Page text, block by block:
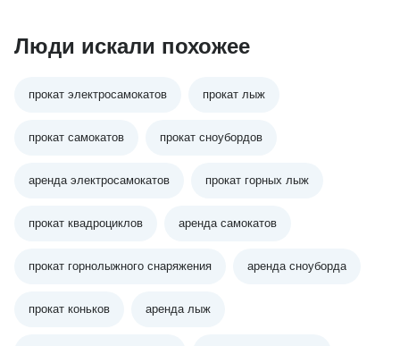
Люди искали похожее
прокат электросамокатов прокат лыж
прокат самокатов прокат сноубордов
аренда электросамокатов прокат горных лыж
прокат квадроциклов аренда самокатов
прокат горнолыжного снаряжения аренда сноуборда
прокат коньков аренда лыж